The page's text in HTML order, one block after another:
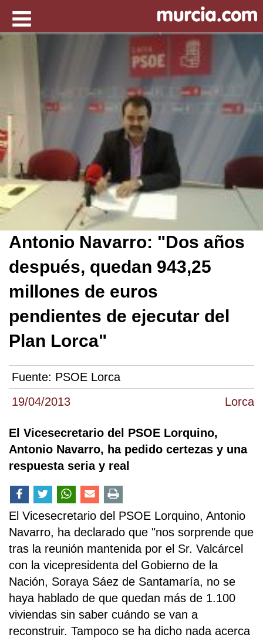
19/04/2013 Lorca
Antonio Navarro: "Dos años
después, quedan 943,25
millones de euros
pendientes de ejecutar del
Plan Lorca"
Fuente: PSOE Lorca
El Vicesecretario del PSOE Lorquino,
Antonio Navarro, ha pedido certezas y una
respuesta seria y real
El Vicesecretario del PSOE Lorquino, Antonio
Navarro, ha declarado que "nos sorprende que
tras la reunión mantenida por el Sr. Valcárcel
con la vicepresidenta del Gobierno de la
Nación, Soraya Sáez de Santamaría, no se
haya hablado de que quedan más de 1.100
viviendas sin saber cuándo se van a
reconstruir. Tampoco se ha dicho nada acerca